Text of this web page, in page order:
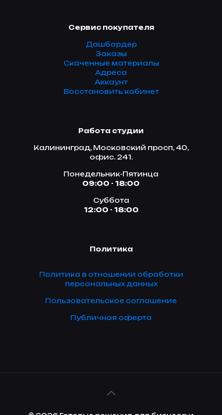
Сервис покупателя
Дашбордер
Заказы
Скаченные материалы
Адреса
Аккаунт
Восстановить кабинет
Работа студии
Калининград, Московский просп, 40,
офис. 241.
Понедельник-Пятинца
09:00 - 18:00
Суббота
12:00 - 18:00
Политика
Политика в отношении обработки
персональных данных
Пользовательское соглашение
Публичная оферта